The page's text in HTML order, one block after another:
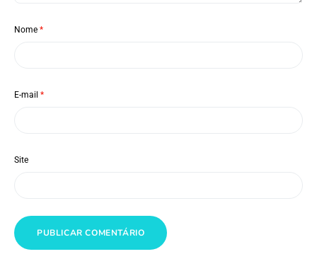
Nome *
E-mail *
Site